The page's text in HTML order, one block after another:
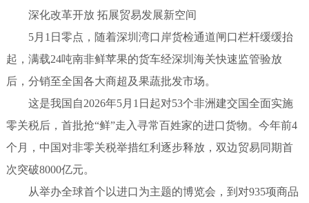
深化改革开放 拓展贸易发展新空间
5月1日零点，随着深圳湾口岸货检通道闸口栏杆缓缓抬
起，满载24吨南非鲜苹果的货车经深圳海关快速监管验放
后，分销至全国各大商超及果蔬批发市场。
这是我国自2026年5月1日起对53个非洲建交国全面实施
零关税后，首批抢“鲜”走入寻常百姓家的进口货物。今年前4
个月，中国对非零关税举措红利逐步释放，双边贸易同期首
次突破8000亿元。
从举办全球首个以进口为主题的博览会，到对935项商品